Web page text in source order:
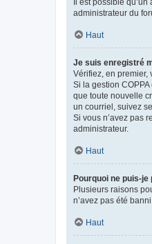
administrateur du
Haut
Je suis enregistré
Vérifiez, en premier,
Si la gestion
que toute nouvelle
un courriel, suivez
Si vous n’avez pas
administrateur.
Haut
Pourquoi ne puis-
Plusieurs raisons
n’avez pas été
Haut